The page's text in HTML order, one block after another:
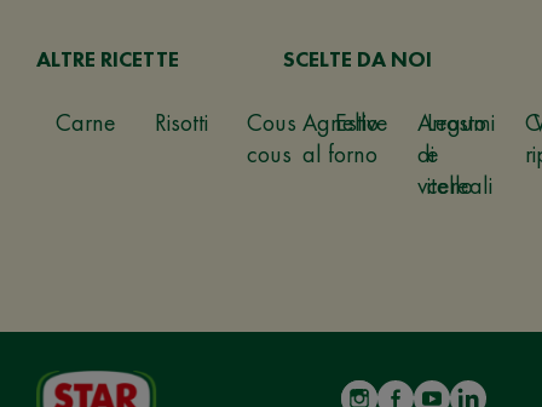
ALTRE RICETTE
Carne Risotti
Cous
cous
Estive
Legumi
e
cereali
SCELTE DA NOI
Agnello
al forno
Arrosto
di
vitello